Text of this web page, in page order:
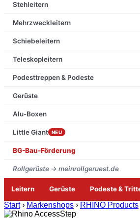
Stehleitern
Mehrzweckleitern
Schiebeleitern
Teleskopleitern
Podesttreppen & Podeste
Gerüste
Alu-Boxen
Little Giant NEU
BG-Bau-Förderung
Rollgerüste → meinrollgeruest.de
Leitern Gerüste Podeste &
Zum
Inhalt
Start › Markenshops › RHINO Products